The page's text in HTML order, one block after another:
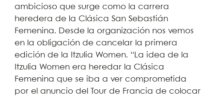
ambicioso que surge como la carrera
heredera de la Clásica San Sebastián
Femenina. Desde la organización nos vemos
en la obligación de cancelar la primera
edición de la Itzulia Women. “La idea de la
Itzulia Women era heredar la Clásica
Femenina que se iba a ver comprometida
por el anuncio del Tour de Francia de colocar